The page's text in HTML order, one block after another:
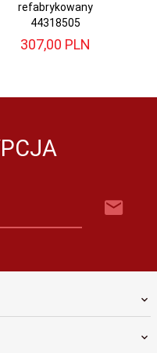
refabrykowany
44318505
307,00 PLN